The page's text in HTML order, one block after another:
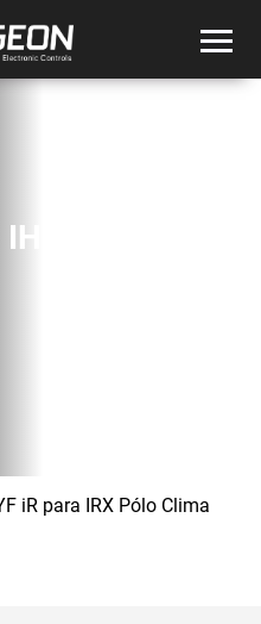
YF iR para
iR para IRX Pólo Clima